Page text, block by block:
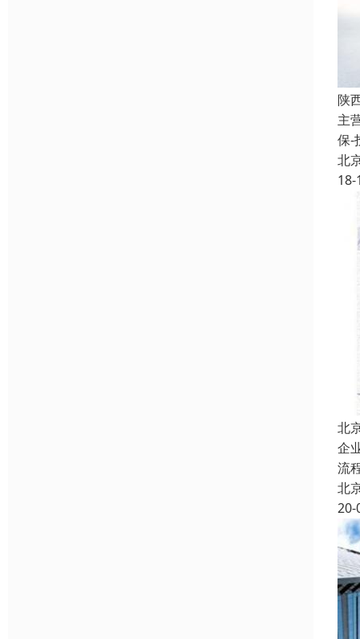
陕
主
保-
北
18-
北
企
流
北
20-